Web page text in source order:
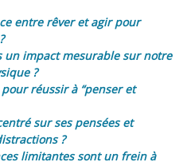
entre rêver et agir pour
un impact mesurable sur notre
?
réussir à “penser et
sur ses pensées et
?
limitantes sont un frein à